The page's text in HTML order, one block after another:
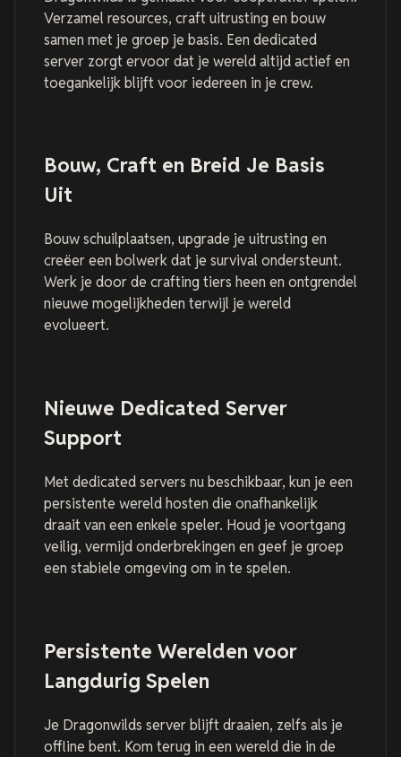
Verzamel resources, craft uitrusting en bouw
samen met je groep je basis. Een dedicated
server zorgt ervoor dat je wereld altijd actief en
toegankelijk blijft voor iedereen in je crew.
Bouw, Craft en Breid Je Basis
Uit
Bouw schuilplaatsen, upgrade je uitrusting en
creëer een bolwerk dat je survival ondersteunt.
Werk je door de crafting tiers heen en ontgrendel
nieuwe mogelijkheden terwijl je wereld
evolueert.
Nieuwe Dedicated Server
Support
Met dedicated servers nu beschikbaar, kun je een
persistente wereld hosten die onafhankelijk
draait van een enkele speler. Houd je voortgang
veilig, vermijd onderbrekingen en geef je groep
een stabiele omgeving om in te spelen.
Persistente Werelden voor
Langdurig Spelen
Je Dragonwilds server blijft draaien, zelfs als je
offline bent. Kom terug in een wereld die in de